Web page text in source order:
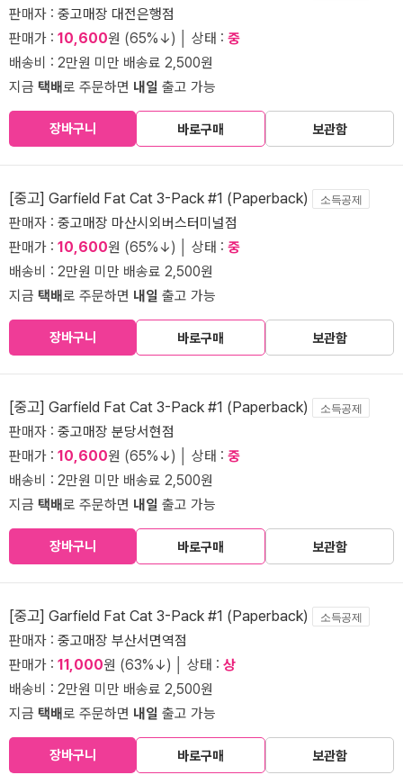
판매자 : 중고매장 대전은행점
판매가 : 10,600원 (65%↓) │ 상태 : 중
배송비 : 2만원 미만 배송료 2,500원
지금 택배로 주문하면 내일 출고 가능
장바구니 바로구매 보관함
[중고] Garfield Fat Cat 3-Pack #1 (Paperback) 소득공제
판매자 : 중고매장 마산시외버스터미널점
판매가 : 10,600원 (65%↓) │ 상태 : 중
배송비 : 2만원 미만 배송료 2,500원
지금 택배로 주문하면 내일 출고 가능
장바구니 바로구매 보관함
[중고] Garfield Fat Cat 3-Pack #1 (Paperback) 소득공제
판매자 : 중고매장 분당서현점
판매가 : 10,600원 (65%↓) │ 상태 : 중
배송비 : 2만원 미만 배송료 2,500원
지금 택배로 주문하면 내일 출고 가능
장바구니 바로구매 보관함
[중고] Garfield Fat Cat 3-Pack #1 (Paperback) 소득공제
판매자 : 중고매장 부산서면역점
판매가 : 11,000원 (63%↓) │ 상태 : 상
배송비 : 2만원 미만 배송료 2,500원
지금 택배로 주문하면 내일 출고 가능
장바구니 바로구매 보관함